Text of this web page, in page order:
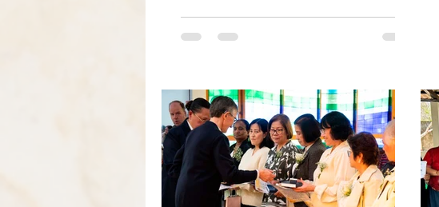
importante: Alessandria del Carretto. Fue en
habitantes— donde pasé seis días
maravillosos. Una experiencia que llevo en el
corazón, llena de alegría, gratitud y un
profundo sentido de comuni